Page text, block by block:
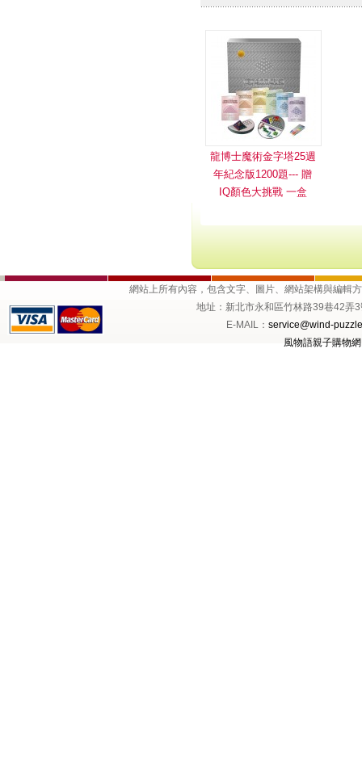
龍博士魔術金字塔25週
年紀念版1200題--- 贈
IQ顏色大挑戰 一盒
網站上所有內容，包含文字、圖片、網站架構與編輯
地址：新北市永和區竹林路39巷
E-MAIL： service@wind-
風物語親子購物網